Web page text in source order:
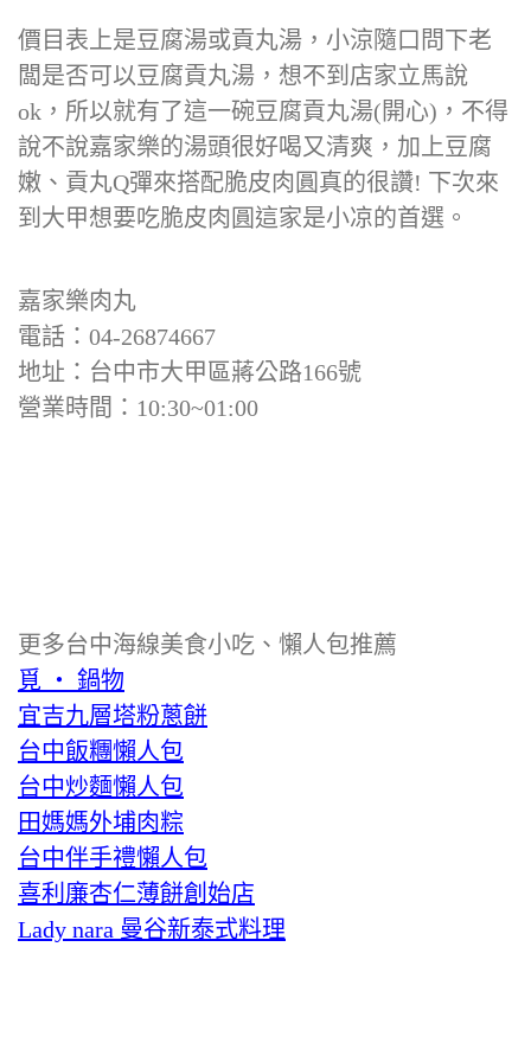
價目表上是豆腐湯或貢丸湯，小涼隨口問下老
闆是否可以豆腐貢丸湯，想不到店家立馬說
ok，所以就有了這一碗豆腐貢丸湯(開心)，不得
說不說嘉家樂的湯頭很好喝又清爽，加上豆腐
嫩、貢丸Q彈來搭配脆皮肉圓真的很讚! 下次來
到大甲想要吃脆皮肉圓這家是小凉的首選。
嘉家樂肉丸
電話：04-26874667
地址：台中市大甲區蔣公路166號
營業時間：10:30~01:00
更多台中海線美食小吃、懶人包推薦
覓 ‧ 鍋物
宜吉九層塔粉蔥餅
台中飯糰懶人包
台中炒麵懶人包
田媽媽外埔肉粽
台中伴手禮懶人包
喜利廉杏仁薄餅創始店
Lady nara 曼谷新泰式料理